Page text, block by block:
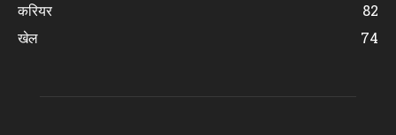
करियर
82
खेल
74